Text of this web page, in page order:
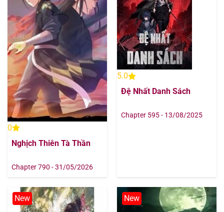
0
Nghịch Thiên Tà Thần
Chapter 790 - 31/05/2026
5.0
Đệ Nhất Danh Sách
Chapter 595 - 13/08/2025
New New